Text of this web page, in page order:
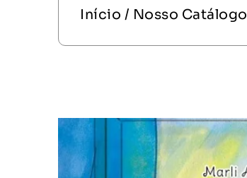
Início / Nosso Catálogo